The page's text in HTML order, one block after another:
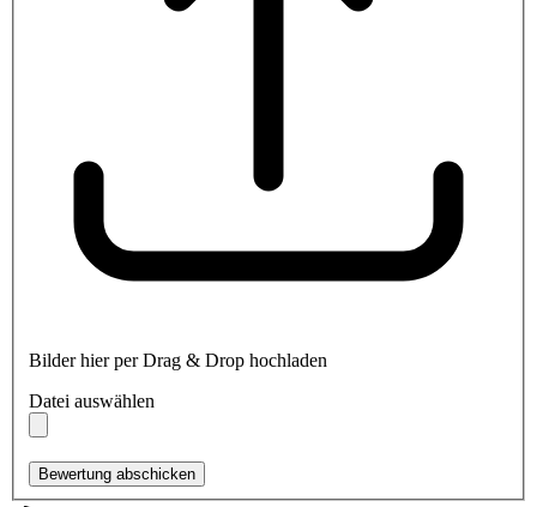
Bilder hier per Drag & Drop hochladen
Datei auswählen
Bewertung abschicken